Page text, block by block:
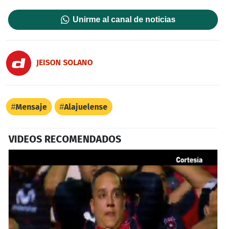
Unirme al canal de noticias
JEISON SOLANO
Mensaje Alajuelense
VIDEOS RECOMENDADOS